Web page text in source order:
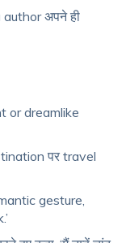
अपने ही
or dreamlike
पर travel
gesture,